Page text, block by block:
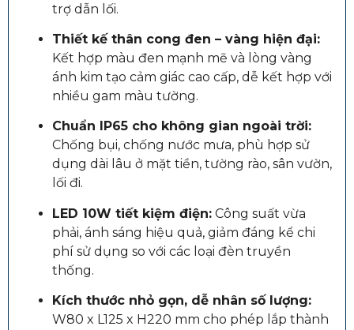
trợ dẫn lối.
Thiết kế thân cong đen – vàng hiện đại:
Kết hợp màu đen mạnh mẽ và lòng vàng
ánh kim tạo cảm giác cao cấp, dễ kết hợp với
nhiều gam màu tường.
Chuẩn IP65 cho không gian ngoài trời:
Chống bụi, chống nước mưa, phù hợp sử
dụng dài lâu ở mặt tiền, tường rào, sân vườn,
lối đi.
LED 10W tiết kiệm điện: Công suất vừa
phải, ánh sáng hiệu quả, giảm đáng kể chi
phí sử dụng so với các loại đèn truyền
thống.
Kích thước nhỏ gọn, dễ nhân số lượng:
W80 x L125 x H220 mm cho phép lắp thành